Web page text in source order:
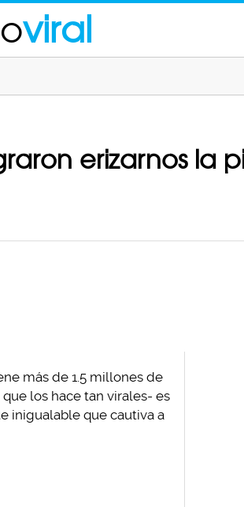
viral
erizarnos la
más de 1.5 millones de
los hace tan virales- es
inigualable que cautiva a